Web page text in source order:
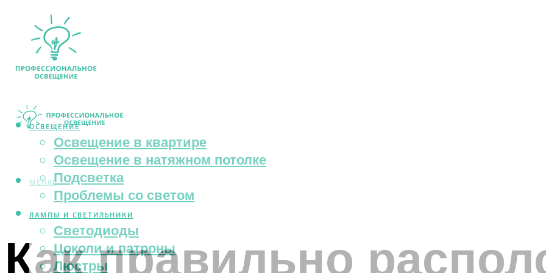
ОСВЕЩЕНИЕ
Освещение в квартире
Освещение в натяжном потолке
Подсветка
Проблемы со светом
ЛАМПЫ И СВЕТИЛЬНИКИ
Светодиоды
Цоколи и патроны
Люстры
МЕНЮ
Как правильно